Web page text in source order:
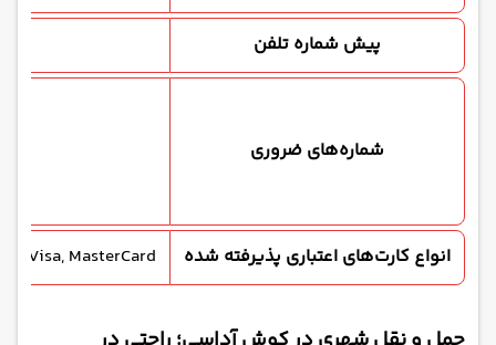
پیش شماره تلفن
شماره‌های ضروری
انواع کارت‌های اعتباری پذیرفته شده Visa, MasterCard (در بیشتر فروشگاه‌ها و هتل‌ها قابل استفاده است)